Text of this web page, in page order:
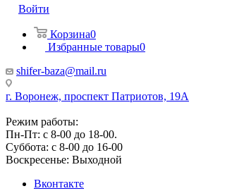
Войти
Корзина0
Избранные товары0
shifer-baza@mail.ru
г. Воронеж, проспект Патриотов, 19А
Режим работы:
Пн-Пт: с 8-00 до 18-00.
Суббота: с 8-00 до 16-00
Воскресенье: Выходной
Вконтакте